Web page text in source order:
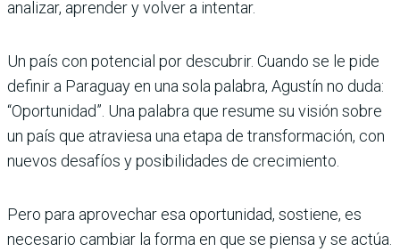
analizar, aprender y volver a intentar.
Un país con potencial por descubrir. Cuando se le pide
definir a Paraguay en una sola palabra, Agustín no duda:
“Oportunidad”. Una palabra que resume su visión sobre
un país que atraviesa una etapa de transformación, con
nuevos desafíos y posibilidades de crecimiento.
Pero para aprovechar esa oportunidad, sostiene, es
necesario cambiar la forma en que se piensa y se actúa.